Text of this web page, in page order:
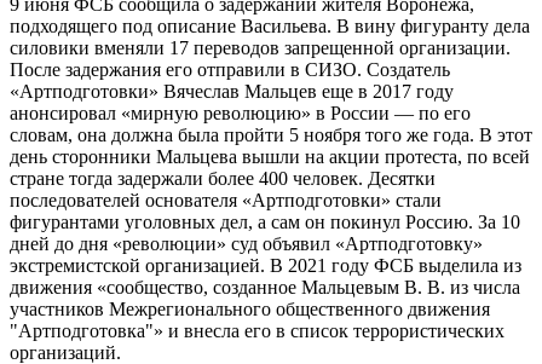
подходящего под описание Васильева. В вину фигуранту дела
силовики вменяли 17 переводов запрещенной организации.
После задержания его отправили в СИЗО. Создатель
«Артподготовки» Вячеслав Мальцев еще в 2017 году
анонсировал «мирную революцию» в России — по его
словам, она должна была пройти 5 ноября того же года. В этот
день сторонники Мальцева вышли на акции протеста, по всей
стране тогда задержали более 400 человек. Десятки
последователей основателя «Артподготовки» стали
фигурантами уголовных дел, а сам он покинул Россию. За 10
дней до дня «революции» суд объявил «Артподготовку»
экстремистской организацией. В 2021 году ФСБ выделила из
движения «сообщество, созданное Мальцевым В. В. из числа
участников Межрегионального общественного движения
"Артподготовка"» и внесла его в список террористических
организаций.